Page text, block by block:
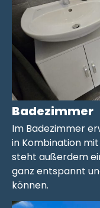
Badezimmer
Im Badezimmer
in Kombination
steht außerdem
ganz entspannt
können.